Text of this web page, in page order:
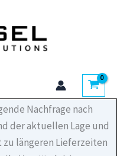
Nachfrage nach
der aktuellen Lage und
längeren Lieferzeiten